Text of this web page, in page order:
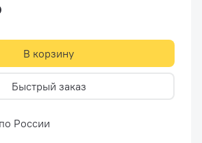
В корзину
Быстрый заказ
России